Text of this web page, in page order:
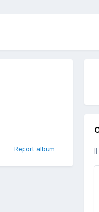
Report album Il